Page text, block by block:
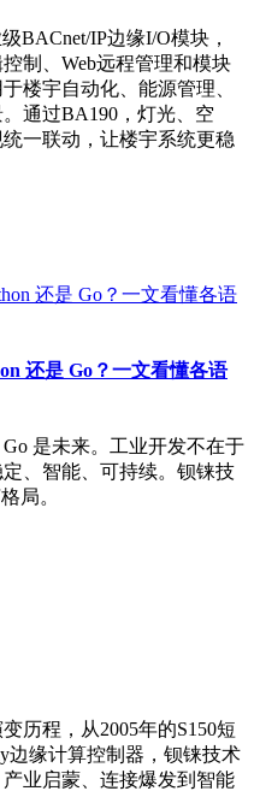
BACnet/IP边缘I/O模块，
制、Web远程管理和模块
楼宇自动化、能源管理、
通过BA190，灯光、空
一联动，让楼宇系统更稳
还是 Go？一文看懂各语
是未来。工业开发不在于
、智能、可持续。钡铼技
局。
历程，从2005年的S150短
边缘计算控制器，钡铼技术
业启蒙、连接爆发到智能